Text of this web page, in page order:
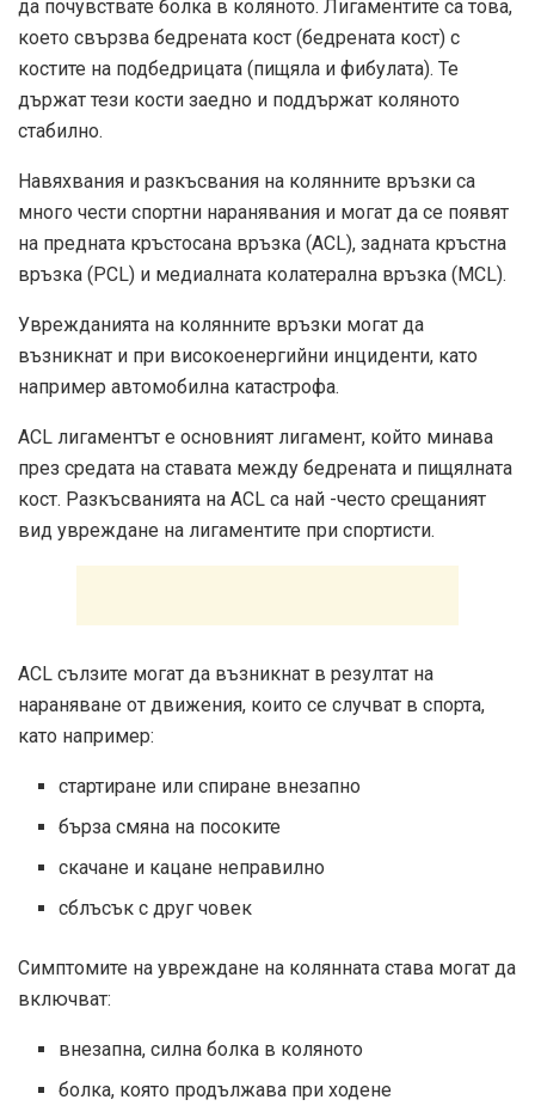
да почувствате болка в коляното. Лигаментите са това,
което свързва бедрената кост (бедрената кост) с
костите на подбедрицата (пищяла и фибулата). Те
държат тези кости заедно и поддържат коляното
стабилно.
Навяхвания и разкъсвания на колянните връзки са
много чести спортни наранявания и могат да се появят
на предната кръстосана връзка (ACL), задната кръстна
връзка (PCL) и медиалната колатерална връзка (MCL).
Уврежданията на колянните връзки могат да
възникнат и при високоенергийни инциденти, като
например автомобилна катастрофа.
ACL лигаментът е основният лигамент, който минава
през средата на ставата между бедрената и пищялната
кост. Разкъсванията на ACL са най -често срещаният
вид увреждане на лигаментите при спортисти.
ACL сълзите могат да възникнат в резултат на
нараняване от движения, които се случват в спорта,
като например:
стартиране или спиране внезапно
бърза смяна на посоките
скачане и кацане неправилно
сблъсък с друг човек
Симптомите на увреждане на колянната става могат да
включват:
внезапна, силна болка в коляното
болка, която продължава при ходене